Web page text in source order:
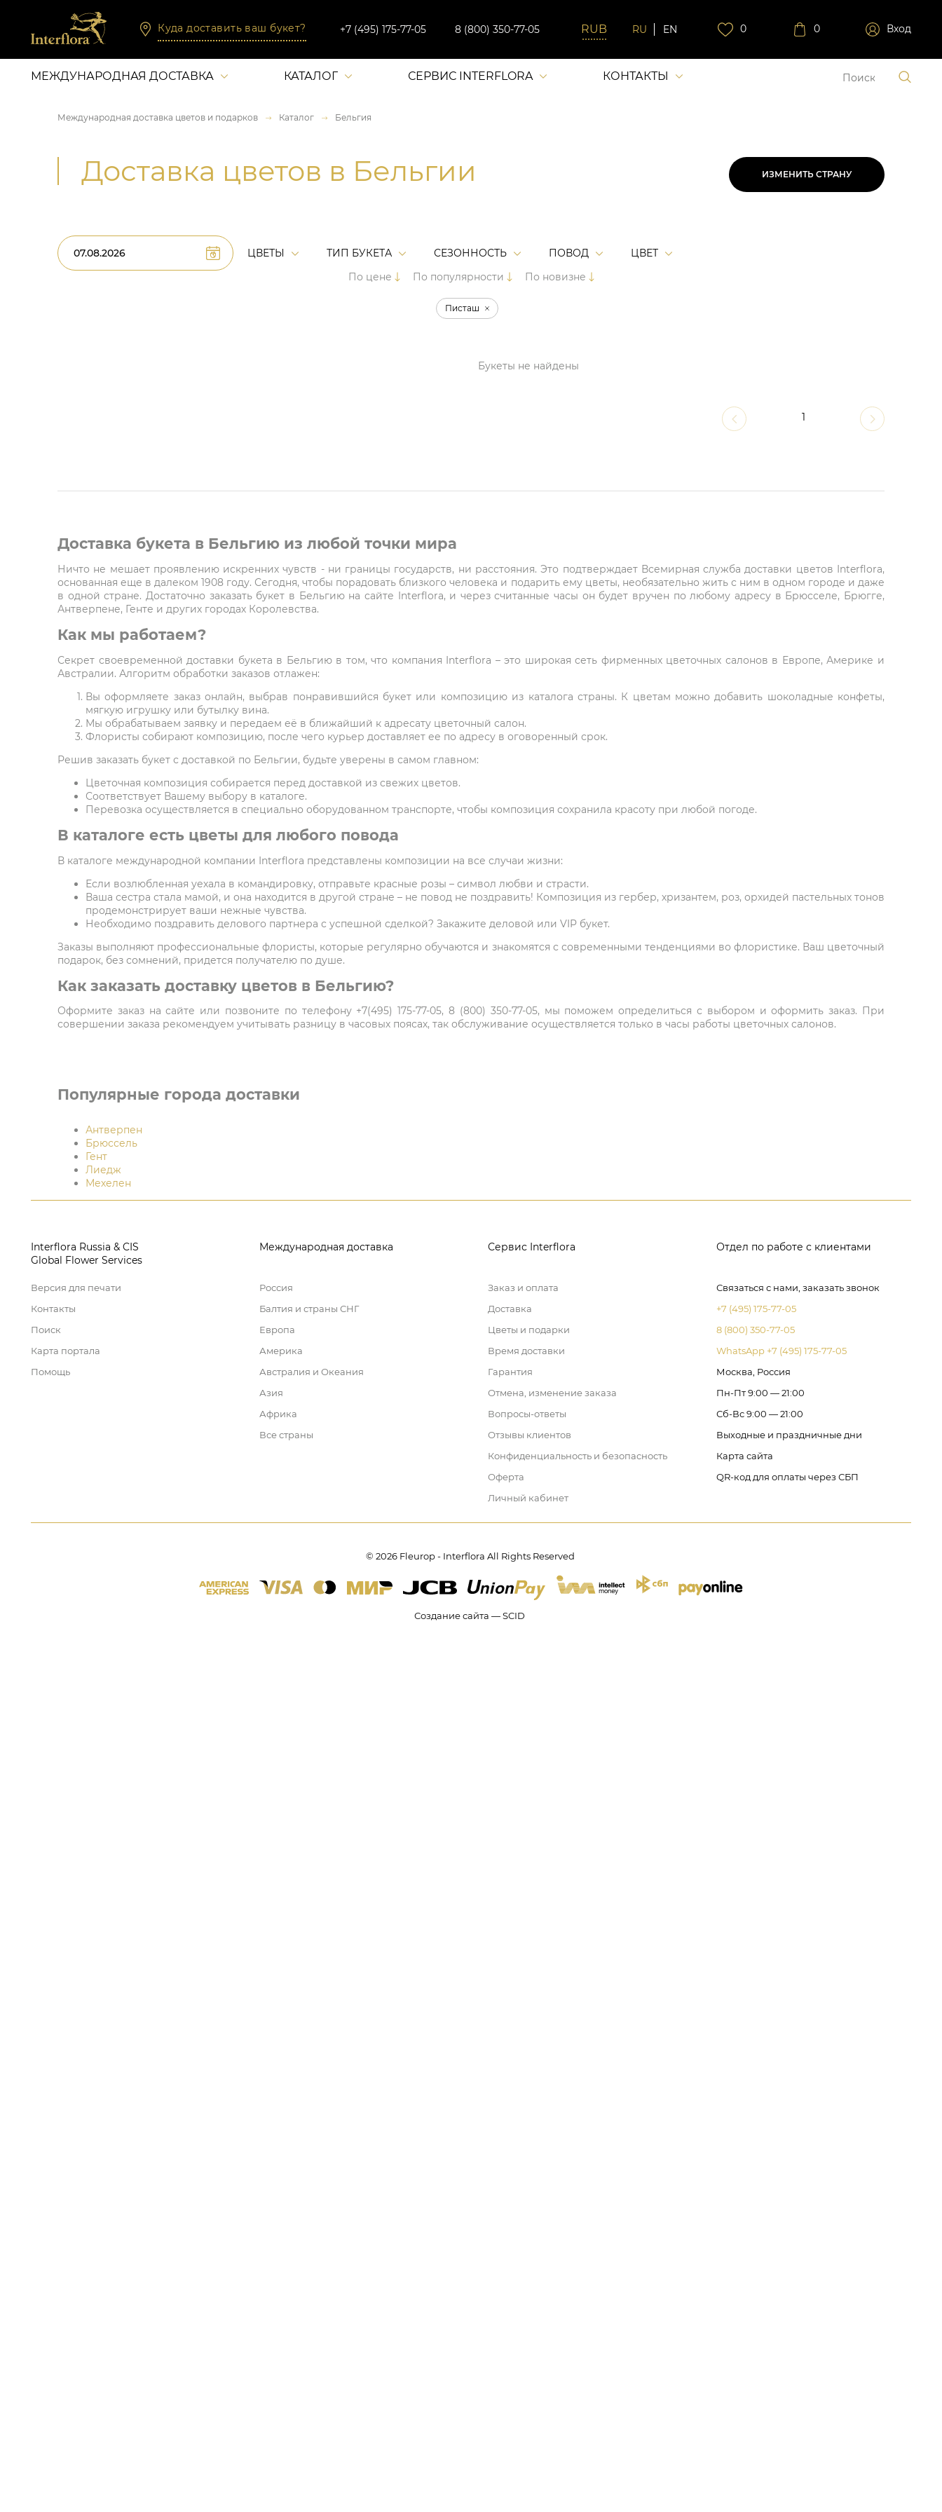
Куда доставить ваш букет? +7 (495) 175-77-05 8 (800) 350-77-05 RU EN 0 0 Вход
МЕЖДУНАРОДНАЯ ДОСТАВКА КАТАЛОГ СЕРВИС INTERFLORA КОНТАКТЫ
Международная доставка цветов и подарков Каталог Бельгия
Доставка цветов в Бельгии ИЗМЕНИТЬ СТРАНУ
ЦВЕТЫ ТИП БУКЕТА СЕЗОННОСТЬ ПОВОД
ЦВЕТ
По цене
По популярности По новизне
Писташ
Букеты не найдены
1
Доставка букета в Бельгию из любой точки мира
Ничто не мешает проявлению искренних чувств - ни границы государств, ни расстояния. Это подтверждает Всемирная служба доставки цветов Interflora,
основанная еще в далеком 1908 году. Сегодня, чтобы порадовать близкого человека и подарить ему цветы, необязательно жить с ним в одном городе и даже
в одной стране. Достаточно заказать букет в Бельгию на сайте Interflora, и через считанные часы он будет вручен по любому адресу в Брюсселе, Брюгге,
Антверпене, Генте и других городах Королевства.
Как мы работаем?
Секрет своевременной доставки букета в Бельгию в том, что компания Interflora – это широкая сеть фирменных цветочных салонов в Европе, Америке и
Австралии. Алгоритм обработки заказов отлажен:
Вы оформляете заказ онлайн, выбрав понравившийся букет или композицию из каталога страны. К цветам можно добавить шоколадные конфеты,
мягкую игрушку или бутылку вина.
Мы обрабатываем заявку и передаем её в ближайший к адресату цветочный салон.
Флористы собирают композицию, после чего курьер доставляет ее по адресу в оговоренный срок.
Решив заказать букет с доставкой по Бельгии, будьте уверены в самом главном:
Цветочная композиция собирается перед доставкой из свежих цветов.
Соответствует Вашему выбору в каталоге.
Перевозка осуществляется в специально оборудованном транспорте, чтобы композиция сохранила красоту при любой погоде.
В каталоге есть цветы для любого повода
В каталоге международной компании Interflora представлены композиции на все случаи жизни:
Если возлюбленная уехала в командировку, отправьте красные розы – символ любви и страсти.
Ваша сестра стала мамой, и она находится в другой стране – не повод не поздравить! Композиция из гербер, хризантем, роз, орхидей пастельных тонов
продемонстрирует ваши нежные чувства.
Необходимо поздравить делового партнера с успешной сделкой? Закажите деловой или VIP букет.
Заказы выполняют профессиональные флористы, которые регулярно обучаются и знакомятся с современными тенденциями во флористике. Ваш цветочный
подарок, без сомнений, придется получателю по душе.
Как заказать доставку цветов в Бельгию?
Оформите заказ на сайте или позвоните по телефону +7(495) 175-77-05, 8 (800) 350-77-05, мы поможем определиться с выбором и оформить заказ. При
совершении заказа рекомендуем учитывать разницу в часовых поясах, так обслуживание осуществляется только в часы работы цветочных салонов.
Популярные города доставки
Антверпен
Брюссель
Гент
Лиедж
Мехелен
Interflora Russia & CIS
Global Flower Services
Версия для печати
Контакты
Поиск
Карта портала
Помощь
Международная доставка
Россия
Балтия и страны СНГ
Европа
Америка
Австралия и Океания
Азия
Африка
Все страны
Сервис Interflora
Заказ и оплата
Доставка
Цветы и подарки
Время доставки
Гарантия
Отмена, изменение заказа
Вопросы-ответы
Отзывы клиентов
Конфиденциальность и безопасность
Оферта
Личный кабинет
Отдел по работе с клиентами
Связаться с нами, заказать звонок
+7 (495) 175-77-05
8 (800) 350-77-05
WhatsApp +7 (495) 175-77-05
Москва, Россия
Пн-Пт 9:00 — 21:00
Сб-Вс 9:00 — 21:00
Выходные и праздничные дни
Карта сайта
QR-код для оплаты через СБП
© 2026 Fleurop - Interflora All Rights Reserved
Создание сайта — SCID